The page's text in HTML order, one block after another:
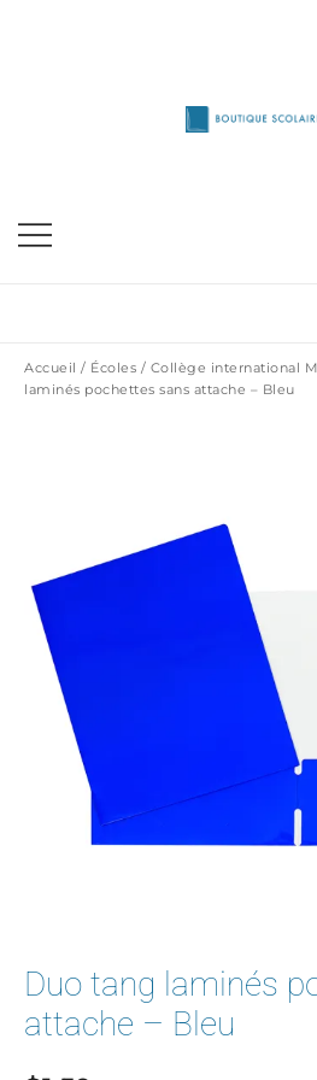
Accueil / Écoles / Collège international
laminés pochettes sans attache – Bleu
Duo tang laminés
attache – Bleu